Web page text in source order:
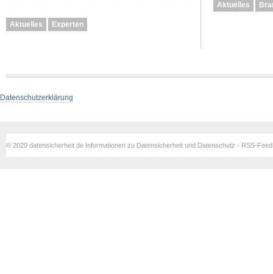
Aktuelles Experten
Aktuelles
Datenschutzerklärung
© 2020 datensicherheit.de Informationen zu Datensicherheit und Datenschutz - RSS-